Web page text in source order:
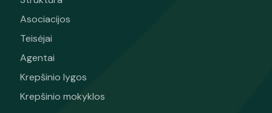
Asociacijos
Teisėjai
Agentai
Krepšinio lygos
Krepšinio mokyklos